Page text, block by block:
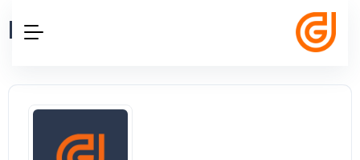
Detalle de empresa